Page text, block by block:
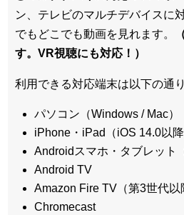
ン、テレビのマルチデバイスに
でもどこでも動画を見れます。
す。VR視聴にも対応！）
利用できる対応端末は以下の通り
パソコン（Windows / Mac）
iPhone・iPad（iOS 14.0以降
Androidスマホ・タブレット
Android TV
Amazon Fire TV（第3世代以
Chromecast